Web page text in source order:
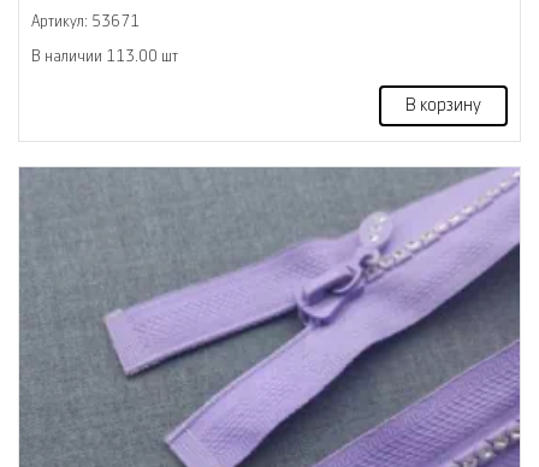
Артикул: 53671
В наличии 113.00 шт
В корзину